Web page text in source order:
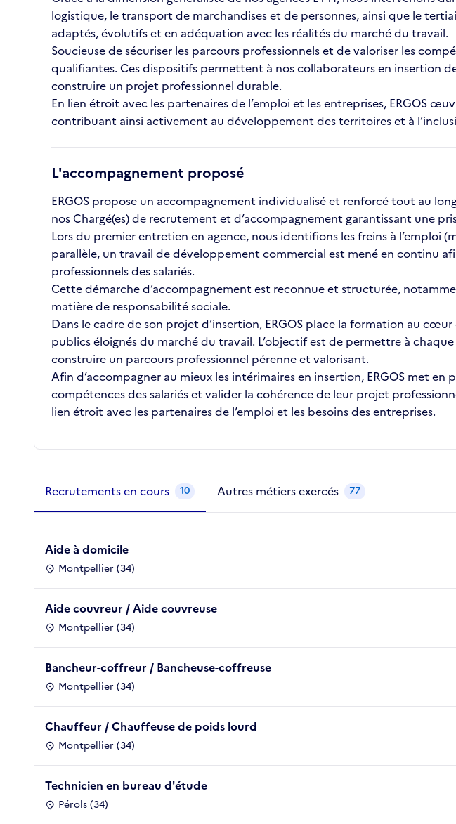
logistique, le transport de marchandises et de personnes, ainsi que le
adaptés, évolutifs et en adéquation avec les réalités du marché du travail.
Soucieuse de sécuriser les parcours professionnels et de valoriser les
qualifiantes. Ces dispositifs permettent à nos collaborateurs en insertion
construire un projet professionnel durable.
En lien étroit avec les partenaires de l’emploi et les entreprises, ERGOS
contribuant ainsi activement au développement des territoires et à
L'accompagnement proposé
ERGOS propose un accompagnement individualisé et renforcé tout au
nos Chargé(es) de recrutement et d’accompagnement garantissant une
Lors du premier entretien en agence, nous identifions les freins à l’emploi
parallèle, un travail de développement commercial est mené en continu
professionnels des salariés.
Cette démarche d’accompagnement est reconnue et structurée,
matière de responsabilité sociale.
Dans le cadre de son projet d’insertion, ERGOS place la formation au
publics éloignés du marché du travail. L’objectif est de permettre à
construire un parcours professionnel pérenne et valorisant.
Afin d’accompagner au mieux les intérimaires en insertion, ERGOS met
compétences des salariés et valider la cohérence de leur projet
lien étroit avec les partenaires de l’emploi et les besoins des entreprises.
Métiers de la structure
Recrutements en cours 10 Autres métiers exercés 77
Aide à domicile
Montpellier (34)
Aide couvreur / Aide couvreuse
Montpellier (34)
Bancheur-coffreur / Bancheuse-coffreuse
Montpellier (34)
Chauffeur / Chauffeuse de poids lourd
Montpellier (34)
Technicien en bureau d'étude
Pérols (34)